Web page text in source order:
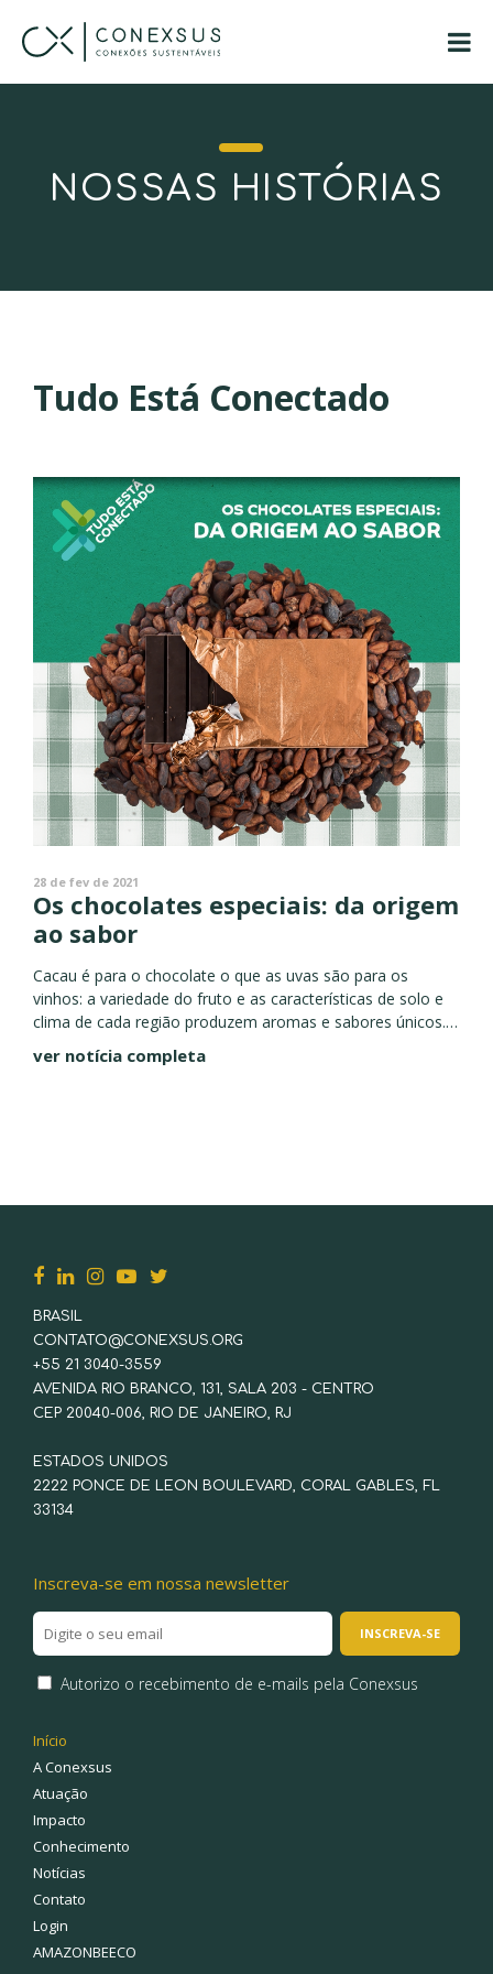
NOSSAS HISTÓRIAS
Tudo Está Conectado
28 de fev de 2021
Os chocolates especiais: da origem
ao sabor
Cacau é para o chocolate o que as uvas são para os
vinhos: a variedade do fruto e as características de solo e
clima de cada região produzem aromas e sabores únicos.
Um chocolate especial...
ver notícia completa
BRASIL
CONTATO@CONEXSUS.ORG
+55 21 3040-3559
AVENIDA RIO BRANCO, 131, SALA 203 - CENTRO
CEP 20040-006, RIO DE JANEIRO, RJ
ESTADOS UNIDOS
2222 PONCE DE LEON BOULEVARD, CORAL GABLES, FL
33134
Inscreva-se em nossa newsletter
Autorizo o recebimento de e-mails pela Conexsus
Início
A Conexsus
Atuação
Impacto
Conhecimento
Notícias
Contato
Login
AMAZONBEECO